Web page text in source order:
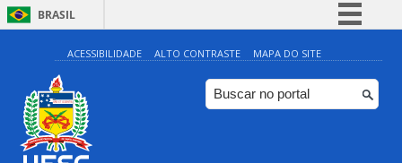
BRASIL
Simplifique!
Comunica BR
Participe
ACESSIBILIDADE ALTO CONTRASTE MAPA DO SITE